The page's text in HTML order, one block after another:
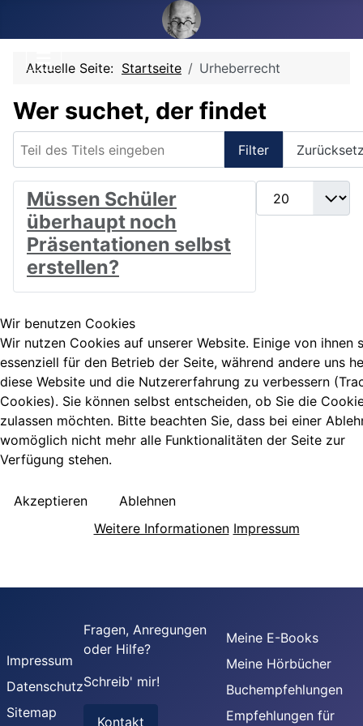
Aktuelle Seite: Startseite Urheberrecht
Wer suchet, der findet
Filter
Anzeige #
Müssen Schüler
überhaupt noch
Präsentationen selbst
erstellen?
Impressum
Datenschutz
Sitemap
Fragen, Anregungen
oder Hilfe?
Schreib' mir!
Kontakt
Meine E-Books
Meine Hörbücher
Buchempfehlungen
Empfehlungen für
Wir benutzen Cookies
Wir nutzen Cookies auf unserer Website. Einige von ihnen
essenziell für den Betrieb der Seite, während andere uns
diese Website und die Nutzererfahrung zu verbessern
Cookies). Sie können selbst entscheiden, ob Sie die
zulassen möchten. Bitte beachten Sie, dass bei einer
womöglich nicht mehr alle Funktionalitäten der Seite zur
Verfügung stehen.
Akzeptieren
Ablehnen
Weitere Informationen Impressum